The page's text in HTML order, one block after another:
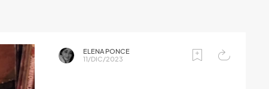
ELENA PONCE
11/DIC/2023